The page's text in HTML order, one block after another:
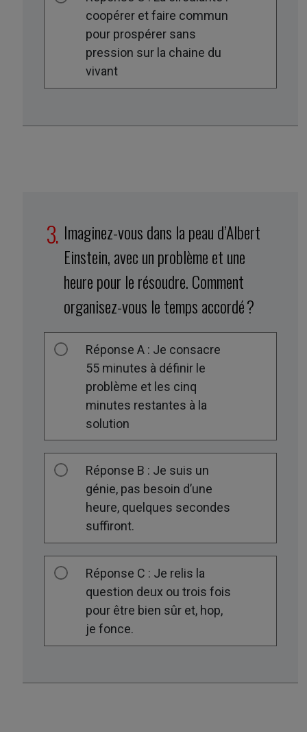
coopérer et faire commun
pour prospérer sans
pression sur la chaine du
vivant
Imaginez-vous dans la peau d’Albert
Einstein, avec un problème et une
heure pour le résoudre. Comment
organisez-vous le temps accordé ?
Réponse A : Je consacre
55 minutes à définir le
problème et les cinq
minutes restantes à la
solution
Réponse B : Je suis un
génie, pas besoin d’une
heure, quelques secondes
suffiront.
Réponse C : Je relis la
question deux ou trois fois
pour être bien sûr et, hop,
je fonce.